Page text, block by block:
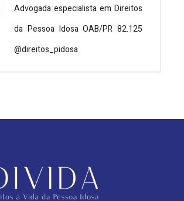
Advogada especialista em Direitos
da Pessoa Idosa OAB/PR 82.125
@direitos_pidosa